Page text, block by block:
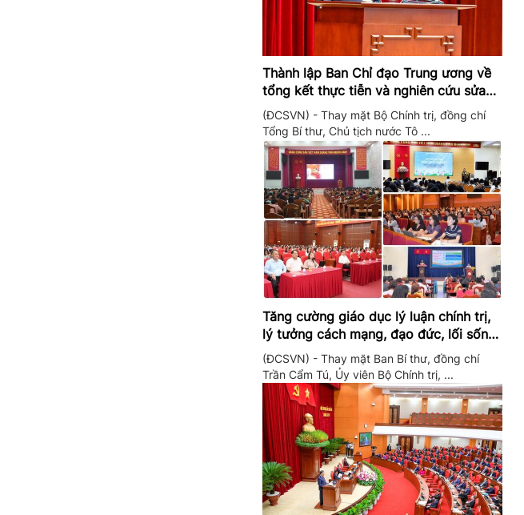
Thành lập Ban Chỉ đạo Trung ương về
tổng kết thực tiễn và nghiên cứu sửa
đổi, bổ sung Điều lệ Đảng
(ĐCSVN) - Thay mặt Bộ Chính trị, đồng chí
Tổng Bí thư, Chủ tịch nước Tô ...
Tăng cường giáo dục lý luận chính trị,
lý tưởng cách mạng, đạo đức, lối sống,
ý thức công dân trong hệ thống giáo
dục quốc dân
(ĐCSVN) - Thay mặt Ban Bí thư, đồng chí
Trần Cẩm Tú, Ủy viên Bộ Chính trị, ...